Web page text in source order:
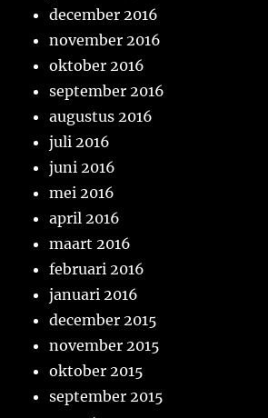
december 2016
november 2016
oktober 2016
september 2016
augustus 2016
juli 2016
juni 2016
mei 2016
april 2016
maart 2016
februari 2016
januari 2016
december 2015
november 2015
oktober 2015
september 2015